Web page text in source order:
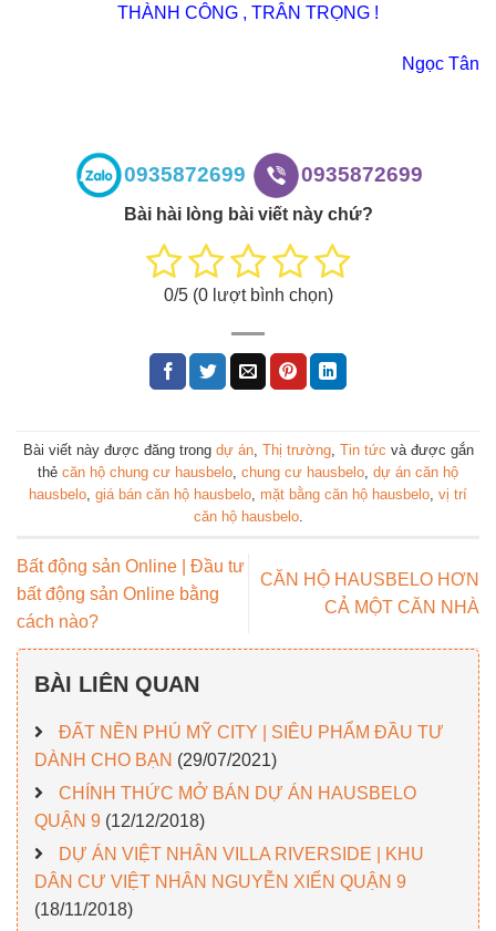
THÀNH CÔNG , TRÂN TRỌNG !
Ngọc Tân
0935872699 0935872699
Bài hài lòng bài viết này chứ?
0/5 (0lượt bình chọn)
Bài viết này được đăng trong dự án, Thị trường, Tin tức và được gắn
thẻ căn hộ chung cư hausbelo chung cư hausbelo dự án căn hộ
hausbelo giá bán căn hộ hausbelo mặt bằng căn hộ hausbelo vị trí
căn hộ hausbelo.
Bất động sản Online | Đầu tư
bất động sản Online bằng
cách nào?
CĂN HỘ HAUSBELO HƠN
CẢ MỘT CĂN NHÀ
BÀI LIÊN QUAN
ĐẤT NỀN PHÚ MỸ CITY | SIÊU PHẨM ĐẦU TƯ
DÀNH CHO BẠN (29/07/2021)
CHÍNH THỨC MỞ BÁN DỰ ÁN HAUSBELO
QUẬN 9 (12/12/2018)
DỰ ÁN VIỆT NHÂN VILLA RIVERSIDE | KHU
DÂN CƯ VIỆT NHÂN NGUYỄN XIỂN QUẬN 9
(18/11/2018)